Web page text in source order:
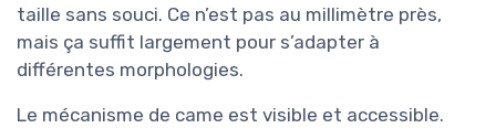
taille sans souci. Ce n’est pas au millimètre près,
mais ça suffit largement pour s’adapter à
différentes morphologies.
Le mécanisme de came est visible et accessible.